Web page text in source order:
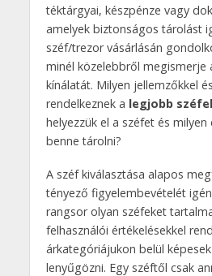
téktárgyai, készpénze vagy
amelyek biztonságos tárolást
széf/trezor vásárlásán
minél közelebbről megismerje
kínálatát. Milyen jellemzőkkel
rendelkeznek a legjobb
helyezzük el a széfet és
benne tárolni?
A széf kiválasztása alapos
tényező figyelembevételét
rangsor olyan széfeket
felhasználói értékelésekkel
árkategóriájukon belül
lenyűgözni. Egy széftől csak